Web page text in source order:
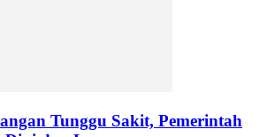
Tunggu Sakit, Pemerintah